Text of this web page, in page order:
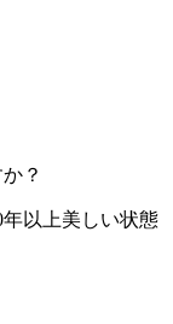
？
以上美しい状態